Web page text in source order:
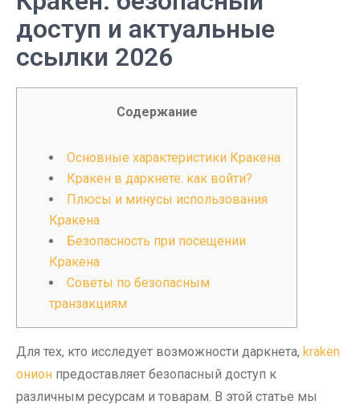
доступ и актуальные
ссылки 2026
Содержание
Основные характеристики Кракена
Кракен в даркнете: как войти?
Плюсы и минусы использования
Кракена
Безопасность при посещении
Кракена
Советы по безопасным
транзакциям
Для тех, кто исследует возможности даркнета, kraken
онион предоставляет безопасный доступ к
различным ресурсам и товарам. В этой статье мы